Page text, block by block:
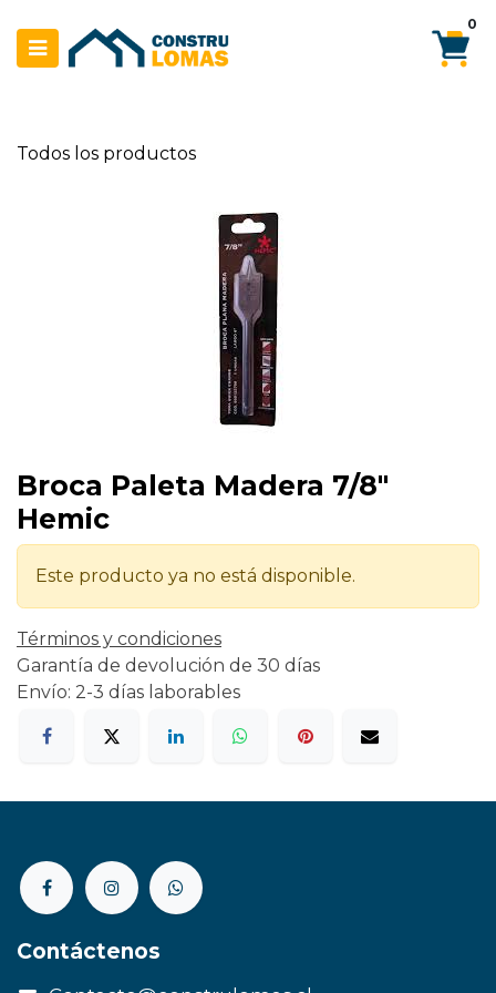
0
Todos los productos
Broca Paleta Madera 7/8"
Hemic
Este producto ya no está disponible.
Términos y condiciones
Garantía de devolución de 30 días
Envío: 2-3 días laborables
Contáctenos